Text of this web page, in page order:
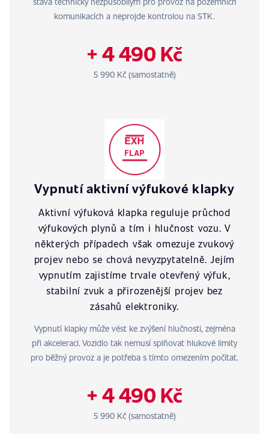
komunikacích a neprojde kontrolou na STK.
+ 4 490 Kč
5 990 Kč (samostatně)
Vypnutí aktivní výfukové klapky
Aktivní výfuková klapka reguluje průchod
výfukových plynů a tím i hlučnost vozu. V
některých případech však omezuje zvukový
projev nebo se chová nevyzpytatelně. Jejím
vypnutím zajistíme trvale otevřený výfuk,
stabilní zvuk a přirozenější projev bez
zásahů elektroniky.
Vypnutí klapky může vést ke zvýšení hlučnosti, zejména
při akceleraci. Vozidlo tak nemusí splňovat hlukové limity
pro běžný provoz a je potřeba s tímto omezením počítat.
+ 4 490 Kč
5 990 Kč (samostatně)